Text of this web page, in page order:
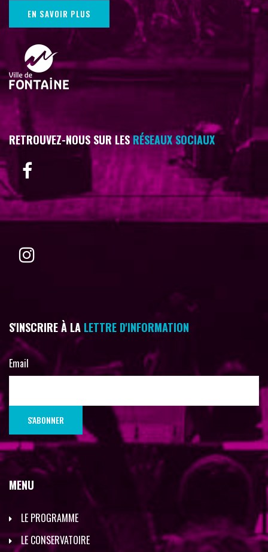
EN SAVOIR PLUS
RETROUVEZ-NOUS SUR LESRÉSEAUX SOCIAUX
S'INSCRIRE À LA LETTRE D'INFORMATION
Email
MENU
LE PROGRAMME
LE CONSERVATOIRE